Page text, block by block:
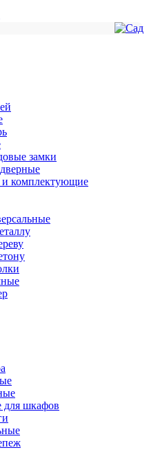
замки
и комплектующие
шкафов